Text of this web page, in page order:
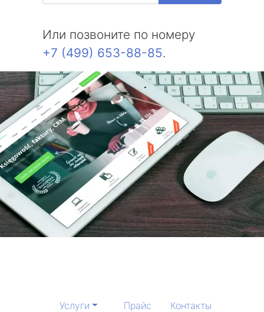
Или позвоните по номеру
+7 (499) 653-88-85.
Услуги Прайс Контакты